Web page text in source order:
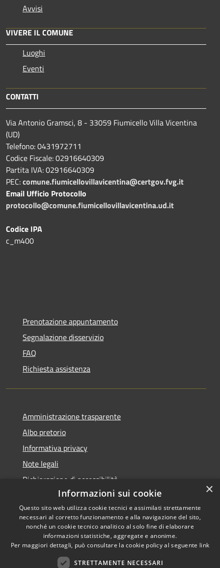
Avvisi
VIVERE IL COMUNE
Luoghi
Eventi
CONTATTI
Via Antonio Gramsci, 8 - 33059 Fiumicello Villa Vicentina
(UD)
Telefono: 0431972711
Codice Fiscale: 02916640309
Partita IVA: 02916640309
PEC:comune.fiumicellovillavicentina@certgov.fvg.it
Email Ufficio Protocollo
protocollo@comune.fiumicellovillavicentina.ud.it
Codice IPA
c_m400
Prenotazione appuntamento
Segnalazione disservizio
FAQ
Richiesta assistenza
Amministrazione trasparente
Albo pretorio
Informativa privacy
Note legali
Dichiarazione di accessibilità
Accessibilità
Privacy
Copyright ©
Comune di Fiumicello Villa
×
Informazioni sui cookie
Questo sito web utilizza cookie tecnici e assimilati strettamente
necessari al corretto funzionamento e alla navigazione del sito,
nonché un cookie tecnico analitico al solo fine di elaborare
informazioni statistiche, aggregate e anonime.
Per maggiori dettagli, può consultare la cookie policy al seguente link
STRETTAMENTE NECESSARI